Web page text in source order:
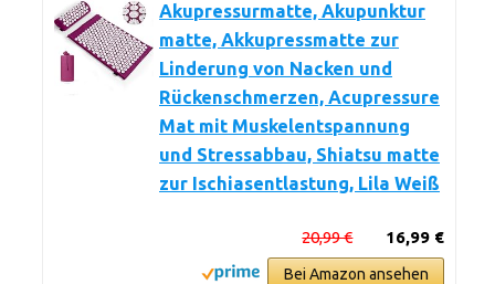
Akupressurmatte, Akupunktur
matte, Akkupressmatte zur
Linderung von Nacken und
Rückenschmerzen, Acupressure
Mat mit Muskelentspannung
und Stressabbau, Shiatsu matte
zur Ischiasentlastung, Lila Weiß
16,99 €
20,99 €
Bei Amazon ansehen